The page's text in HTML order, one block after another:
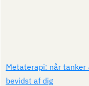
Metaterapi: når tanker
bevidst af dig